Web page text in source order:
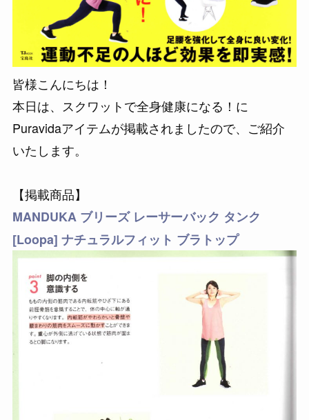
皆様こんにちは！
本日は、スクワットで全身健康になる！に
Puravidaアイテムが掲載されましたので、ご紹介
いたします。
【掲載商品】
MANDUKA ブリーズ レーサーバック タンク
[Loopa] ナチュラルフィット ブラトップ